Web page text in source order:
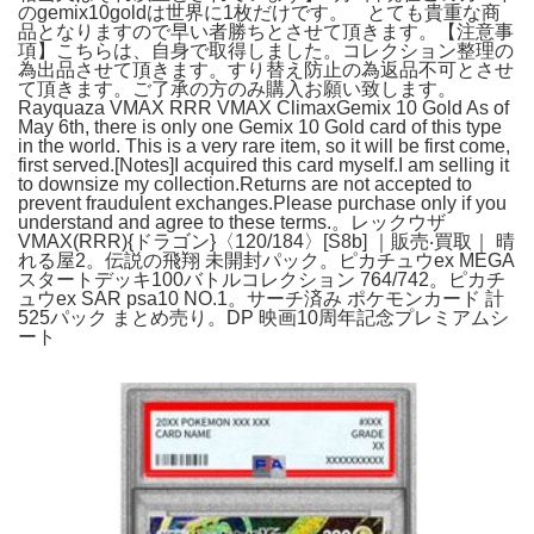
のgemix10goldは世界に1枚だけです。 とても貴重な商
品となりますので早い者勝ちとさせて頂きます。【注意事
項】こちらは、自身で取得しました。コレクション整理の
為出品させて頂きます。すり替え防止の為返品不可とさせ
て頂きます。ご了承の方のみ購入お願い致します。
Rayquaza VMAX RRR VMAX ClimaxGemix 10 Gold As of
May 6th, there is only one Gemix 10 Gold card of this type
in the world. This is a very rare item, so it will be first come,
first served.[Notes]I acquired this card myself.I am selling it
to downsize my collection.Returns are not accepted to
prevent fraudulent exchanges.Please purchase only if you
understand and agree to these terms.。レックウザ
VMAX(RRR){ドラゴン}〈120/184〉[S8b] ｜販売‧買取｜ 晴
れる屋2。伝説の飛翔 未開封パック。ピカチュウex MEGA
スタートデッキ100バトルコレクション 764/742。ピカチ
ュウex SAR psa10 NO.1。サーチ済み ポケモンカード 計
525パック まとめ売り。DP 映画10周年記念プレミアムシ
ート